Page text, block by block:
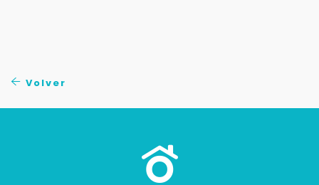
Volver